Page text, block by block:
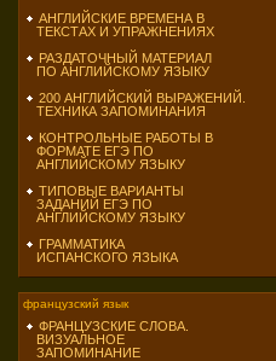
АНГЛИЙСКИЕ ВРЕМЕНА В
ТЕКСТАХ И УПРАЖНЕНИЯХ
РАЗДАТОЧНЫЙ МАТЕРИАЛ
ПО АНГЛИЙСКОМУ ЯЗЫКУ
200 АНГЛИЙСКИЙ ВЫРАЖЕНИЙ.
ТЕХНИКА ЗАПОМИНАНИЯ
КОНТРОЛЬНЫЕ РАБОТЫ В
ФОРМАТЕ ЕГЭ ПО
АНГЛИЙСКОМУ ЯЗЫКУ
ТИПОВЫЕ ВАРИАНТЫ
ЗАДАНИЙ ЕГЭ ПО
АНГЛИЙСКОМУ ЯЗЫКУ
ГРАММАТИКА
ИСПАНСКОГО ЯЗЫКА
французский язык
ФРАНЦУЗСКИЕ СЛОВА.
ВИЗУАЛЬНОЕ
ЗАПОМИНАНИЕ